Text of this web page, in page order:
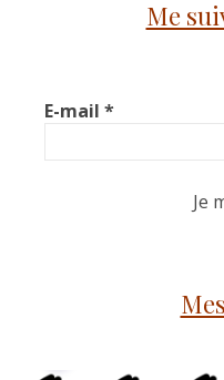
Me
E-mail *